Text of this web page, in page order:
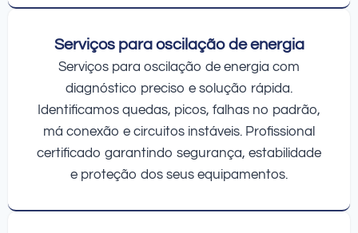
Serviços para oscilação de energia
Serviços para oscilação de energia com
diagnóstico preciso e solução rápida.
Identificamos quedas, picos, falhas no padrão,
má conexão e circuitos instáveis. Profissional
certificado garantindo segurança, estabilidade
e proteção dos seus equipamentos.